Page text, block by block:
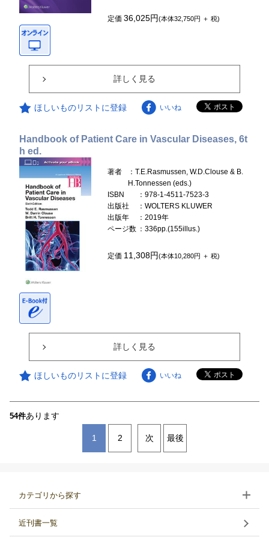
定価36,025円(本体32,750円 ＋ 税)
詳しく見る
ほしいものリストに登録 いいね
Handbook of Patient Care in Vascular Diseases, 6t
h ed.
著者
：T.E.Rasmussen, W.D.Clouse & B.
H.Tonnessen (eds.)
ISBN
：978-1-4511-7523-3
出版社
：WOLTERS KLUWER
出版年
：2019年
ページ数 ：336pp.(155illus.)
定価 11,308円(本体10,280円 ＋ 税)
詳しく見る
ほしいものリストに登録 いいね
54件あります
1 2 次 最後
カテゴリから探す
近刊書一覧